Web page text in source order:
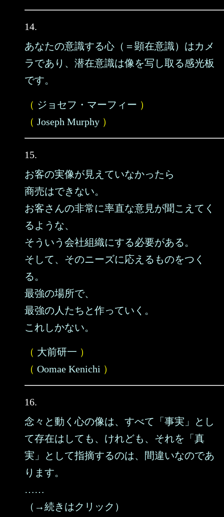
14.
あなたの意識する心（＝顕在意識）はカメ
ラであり、潜在意識は像を写し取る感光板
です。
（ ジョセフ・マーフィー ）
（ Joseph Murphy ）
15.
お客の実像が見えていなかったら
商売はできない。
お客さんの非常に率直な意見が聞こえてく
るような、
そういう会社組織にする必要がある。
そして、そのニーズに応えるものをつく
る。
最強の場所で、
最強の人たちと作っていく。
これしかない。
（ 大前研一 ）
（ Oomae Kenichi ）
16.
念々と動く心の像は、すべて「事実」とし
て存在はしても、けれども、それを「真
実」として指摘するのは、間違いなのであ
ります。
……
（→続きはクリック）